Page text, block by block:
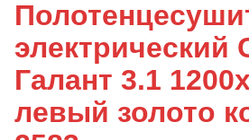
электрический
Галант 3.1
левый золото